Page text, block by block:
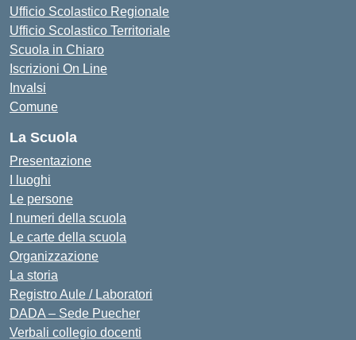
Ufficio Scolastico Regionale
Ufficio Scolastico Territoriale
Scuola in Chiaro
Iscrizioni On Line
Invalsi
Comune
La Scuola
Presentazione
I luoghi
Le persone
I numeri della scuola
Le carte della scuola
Organizzazione
La storia
Registro Aule / Laboratori
DADA – Sede Puecher
Verbali collegio docenti